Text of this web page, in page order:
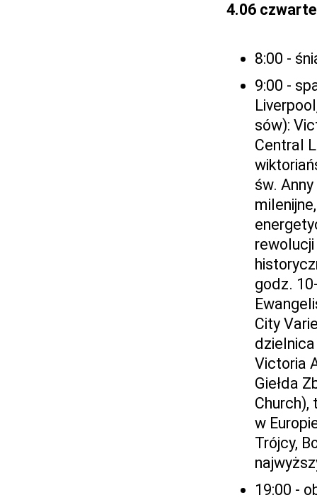
4.06
8:00 -
9:00 -
sów):
Central
św.
godz.
City
Victoria
Giełda
w
Trójcy,
19:00 -